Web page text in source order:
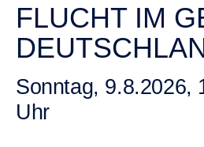
FLUCHT IM
Sonntag, 9.8.2026,
Uhr